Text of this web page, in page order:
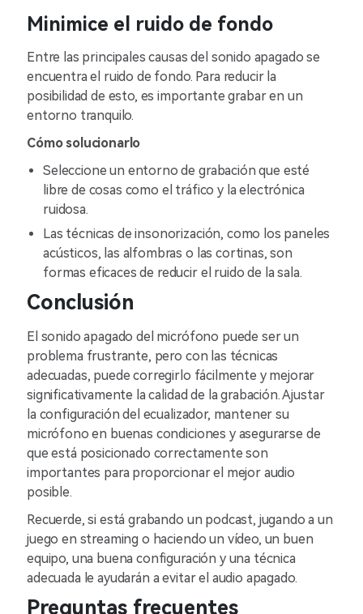
Minimice el ruido de fondo
Entre las principales causas del sonido apagado se
encuentra el ruido de fondo. Para reducir la
posibilidad de esto, es importante grabar en un
entorno tranquilo.
Cómo solucionarlo
Seleccione un entorno de grabación que esté
libre de cosas como el tráfico y la electrónica
ruidosa.
Las técnicas de insonorización, como los paneles
acústicos, las alfombras o las cortinas, son
formas eficaces de reducir el ruido de la sala.
Conclusión
El sonido apagado del micrófono puede ser un
problema frustrante, pero con las técnicas
adecuadas, puede corregirlo fácilmente y mejorar
significativamente la calidad de la grabación. Ajustar
la configuración del ecualizador, mantener su
micrófono en buenas condiciones y asegurarse de
que está posicionado correctamente son
importantes para proporcionar el mejor audio
posible.
Recuerde, si está grabando un podcast, jugando a un
juego en streaming o haciendo un vídeo, un buen
equipo, una buena configuración y una técnica
adecuada le ayudarán a evitar el audio apagado.
Preguntas frecuentes